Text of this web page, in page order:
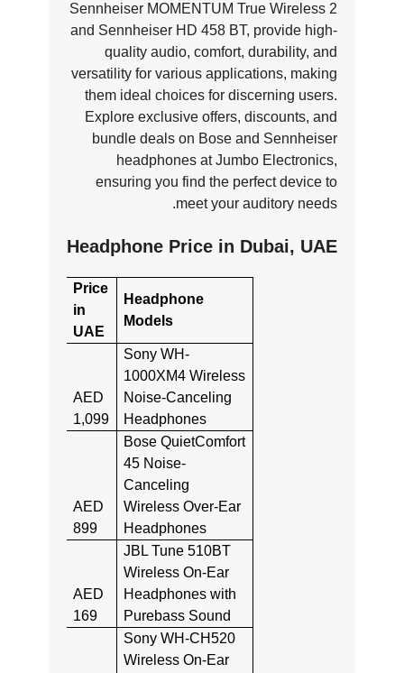
Sennheiser MOMENTUM True Wireless 2
and Sennheiser HD 458 BT, provide high-
quality audio, comfort, durability, and
versatility for various applications, making
them ideal choices for discerning users.
Explore exclusive offers, discounts, and
bundle deals on Bose and Sennheiser
headphones at Jumbo Electronics,
ensuring you find the perfect device to
meet your auditory needs.
Headphone Price in Dubai, UAE
Headphone
Models
Price
in
UAE
Sony WH-
1000XM4 Wireless
Noise-Canceling
Headphones
AED
1,099
Bose QuietComfort
45 Noise-
Canceling
Wireless Over-Ear
Headphones
AED
899
JBL Tune 510BT
Wireless On-Ear
Headphones with
Purebass Sound
AED
169
Sony WH-CH520
Wireless On-Ear